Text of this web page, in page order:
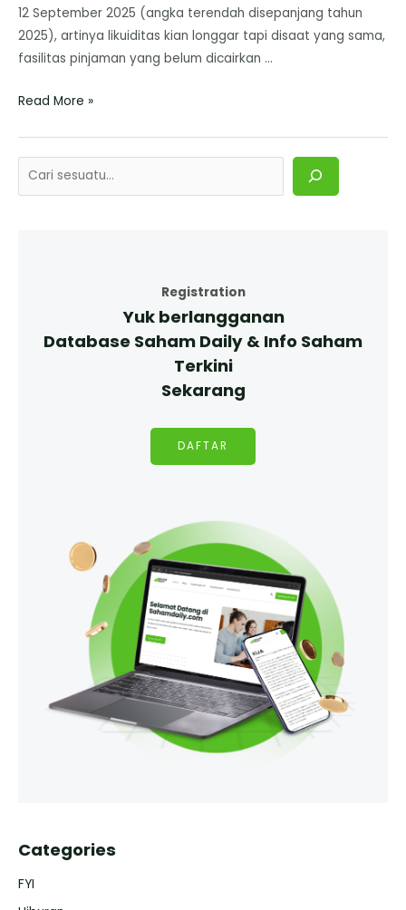
12 September 2025 (angka terendah disepanjang tahun
2025), artinya likuiditas kian longgar tapi disaat yang sama,
fasilitas pinjaman yang belum dicairkan …
Read More »
Registration
Yuk berlangganan
Database Saham Daily & Info Saham
Terkini
Sekarang
DAFTAR
Categories
FYI